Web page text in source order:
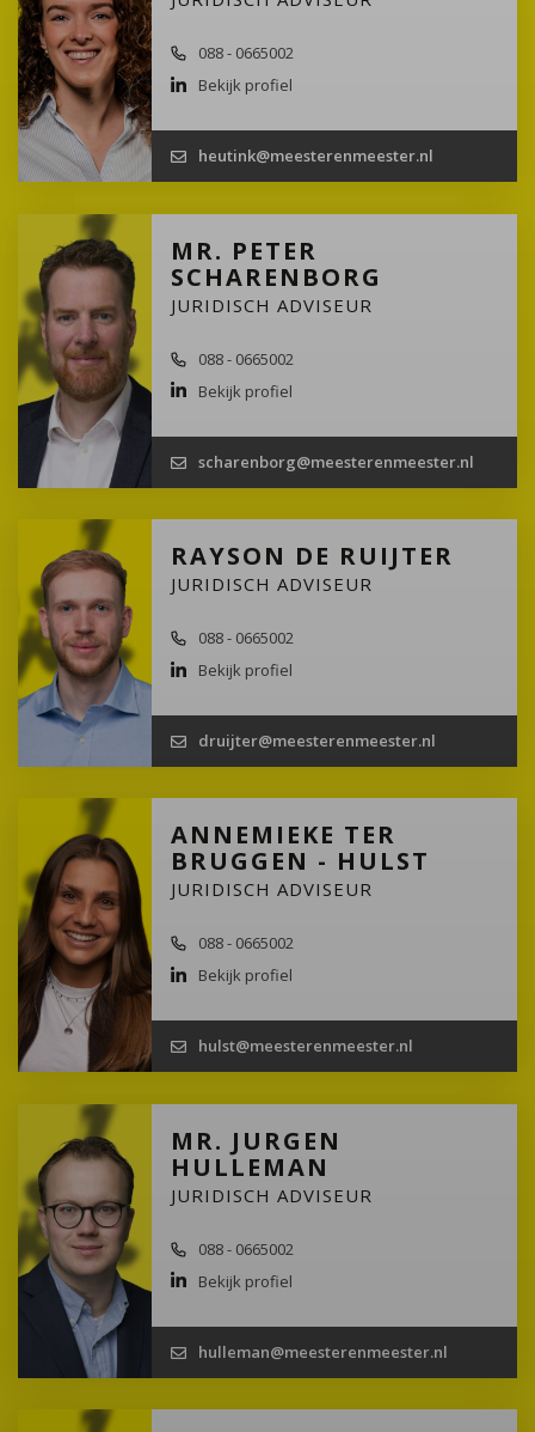
088 - 0665002
Bekijk profiel
heutink@meesterenmeester.nl
MR. PETER
SCHARENBORG
JURIDISCH ADVISEUR
088 - 0665002
Bekijk profiel
scharenborg@meesterenmeester.nl
RAYSON DE RUIJTER
JURIDISCH ADVISEUR
088 - 0665002
Bekijk profiel
druijter@meesterenmeester.nl
ANNEMIEKE TER
BRUGGEN - HULST
JURIDISCH ADVISEUR
088 - 0665002
Bekijk profiel
hulst@meesterenmeester.nl
MR. JURGEN
HULLEMAN
JURIDISCH ADVISEUR
088 - 0665002
Bekijk profiel
hulleman@meesterenmeester.nl